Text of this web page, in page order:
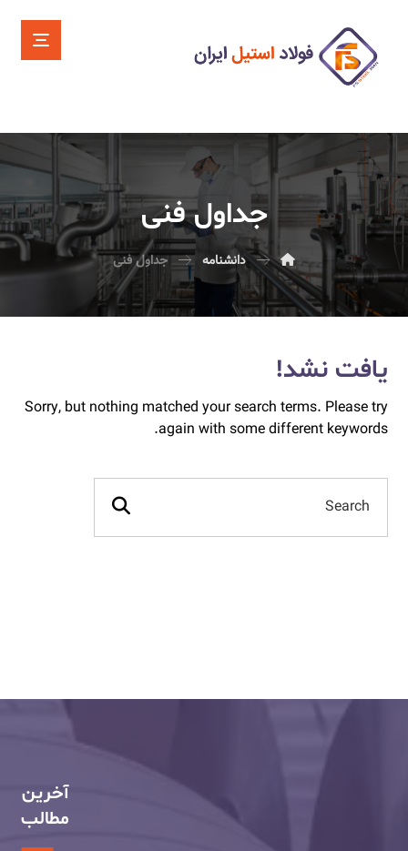
جداول فنی
دانشنامه جداول فنی
یافت نشد!
Sorry, but nothing matched your search terms. Please try
again with some different keywords.
آخرین
مطالب